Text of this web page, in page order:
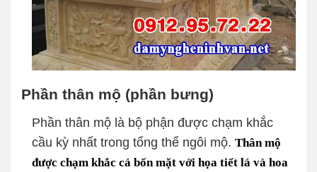
Phần thân mộ (phần bưng)
Phần thân mộ là bộ phận được chạm khắc
cầu kỳ nhất trong tổng thể ngôi mộ. Thân mộ
được chạm khắc cả bốn mặt với họa tiết lá và hoa